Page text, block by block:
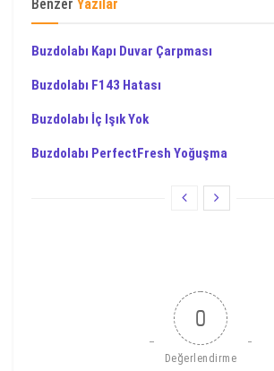
Benzer Yazılar
Buzdolabı Kapı Duvar Çarpması
Buzdolabı F143 Hatası
Buzdolabı İç Işık Yok
Buzdolabı PerfectFresh Yoğuşma
0
Değerlendirme